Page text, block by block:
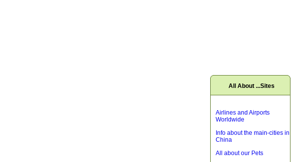
All About ...Sites
Airlines and Airports
Worldwide
Info about the main-cities in
China
All about our Pets